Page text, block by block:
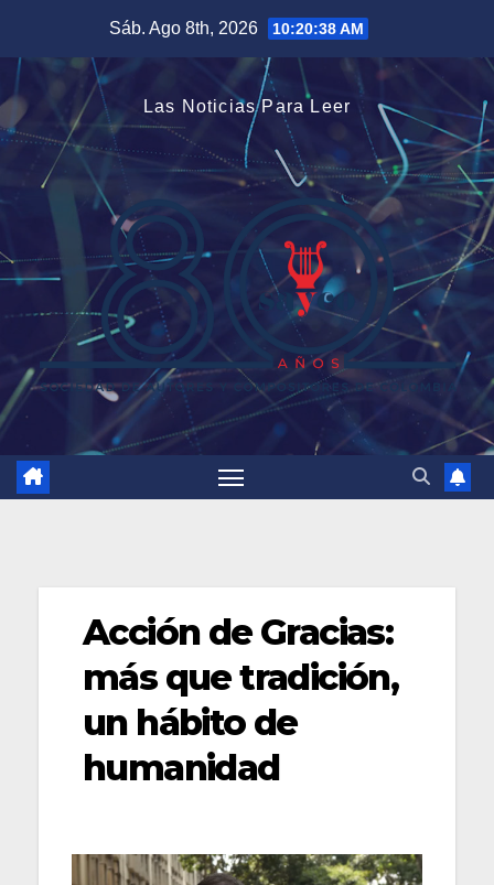
contenido
Sáb. Ago 8th, 2026 10:20:39 AM
Las Noticias Para Leer
Acción de Gracias:
más que tradición,
un hábito de
humanidad